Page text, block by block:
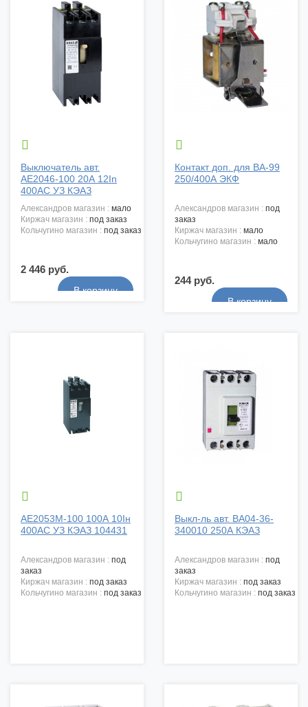

Выключатель авт.
АЕ2046-100 20А 12In
400АС УЗ КЭАЗ
александров магазин : мало
киржач магазин : под заказ
кольчугино магазин : под заказ
2 446 руб.

Контакт доп. для ВА-99
250/400А ЭКФ
александров магазин : под
заказ
киржач магазин : мало
кольчугино магазин : мало
244 руб.

АЕ2053М-100 100А 10Iн
400AC УЗ КЭАЗ 104431
александров магазин : под
заказ
киржач магазин : под заказ
кольчугино магазин : под заказ

Выкл-ль авт. ВА04-36-
340010 250А КЭАЗ
александров магазин : под
заказ
киржач магазин : под заказ
кольчугино магазин : под заказ